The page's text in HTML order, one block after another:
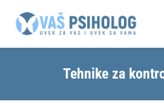
Tehnike za